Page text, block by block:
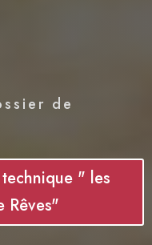
de
" les
Rêves"